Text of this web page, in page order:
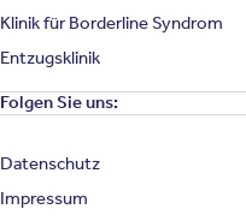
Klinik für Borderline Syndrom
Entzugsklinik
Folgen Sie uns:
Datenschutz
Impressum